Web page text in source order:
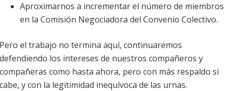
Aproximarnos a incrementar el número de miembros
en la Comisión Negociadora del Convenio Colectivo.
Pero el trabajo no termina aquí, continuaremos
defendiendo los intereses de nuestros compañeros y
compañeras como hasta ahora, pero con más respaldo si
cabe, y con la legitimidad inequívoca de las urnas.